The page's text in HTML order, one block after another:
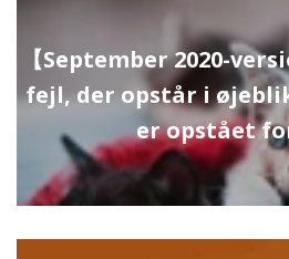
【September 2020-
fejl, der opstår i
er opstået